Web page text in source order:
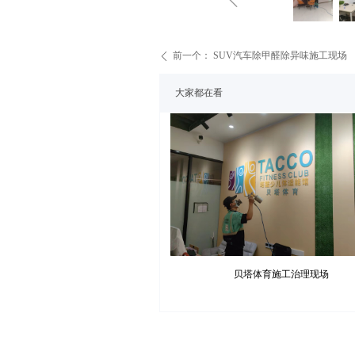
大家都在看
贝塔体育施工治理现场
ꄴ 前一个： SUV汽车除甲醛除异味施工现场